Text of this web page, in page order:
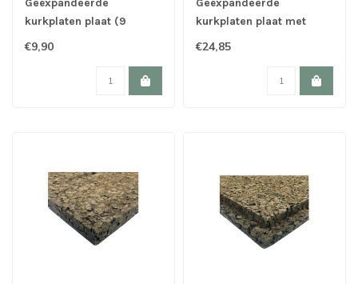
Geëxpandeerde
kurkplaten plaat (9
verschillende diktes)
€9,90
Geëxpandeerde
kurkplaten plaat met
sponning (6
€24,85